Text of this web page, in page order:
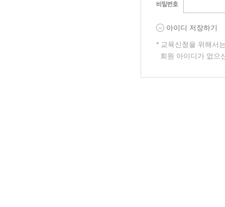
아이디 저장하기
* 교육신청을 위해서
회원 아이디가 없으